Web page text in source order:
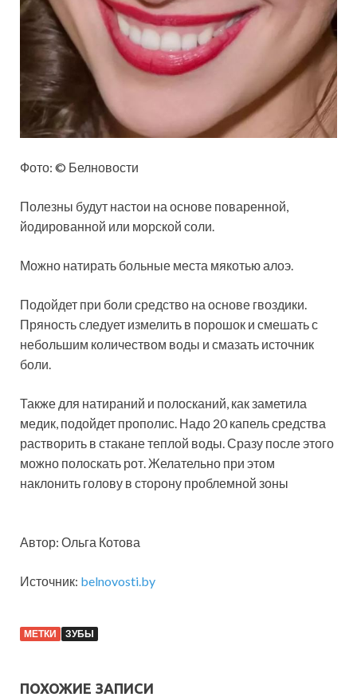
Фото: © Белновости
Полезны будут настои на основе поваренной,
йодированной или морской соли.
Можно натирать больные места мякотью алоэ.
Подойдет при боли средство на основе гвоздики.
Пряность следует измелить в порошок и смешать с
небольшим количеством воды и смазать источник
боли.
Также для натираний и полосканий, как заметила
медик, подойдет прополис. Надо 20 капель средства
растворить в стакане теплой воды. Сразу после этого
можно полоскать рот. Желательно при этом
наклонить голову в сторону проблемной зоны
Автор: Ольга Котова
Источник: belnovosti.by
МЕТКИ ЗУБЫ
ПОХОЖИЕ ЗАПИСИ